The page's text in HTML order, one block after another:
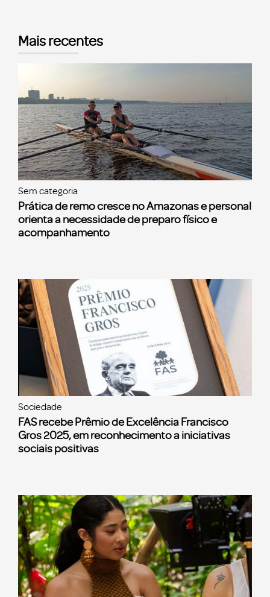
Mais recentes
Sem categoria
Prática de remo cresce no Amazonas e personal
orienta a necessidade de preparo físico e
acompanhamento
Sociedade
FAS recebe Prêmio de Excelência Francisco
Gros 2025, em reconhecimento a iniciativas
sociais positivas